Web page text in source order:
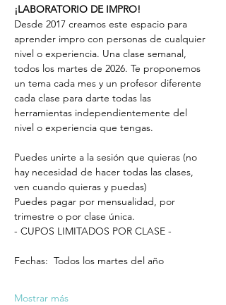
¡LABORATORIO DE IMPRO!
Desde 2017 creamos este espacio para
aprender impro con personas de cualquier
nivel o experiencia. Una clase semanal,
todos los martes de 2026. Te proponemos
un tema cada mes y un profesor diferente
cada clase para darte todas las
herramientas independientemente del
nivel o experiencia que tengas.
Puedes unirte a la sesión que quieras (no
hay necesidad de hacer todas las clases,
ven cuando quieras y puedas)
Puedes pagar por mensualidad, por
trimestre o por clase única.
- CUPOS LIMITADOS POR CLASE -
Fechas:  Todos los martes del año
Mostrar más